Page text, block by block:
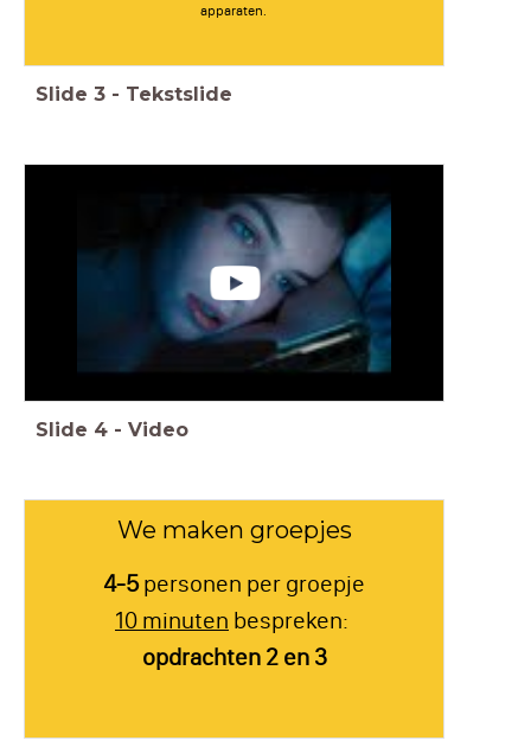
apparaten.
Slide 3 - Tekstslide
Slide 4 - Video
We maken groepjes
4-5personen per groepje
10 minuten bespreken:
opdrachten 2 en 3